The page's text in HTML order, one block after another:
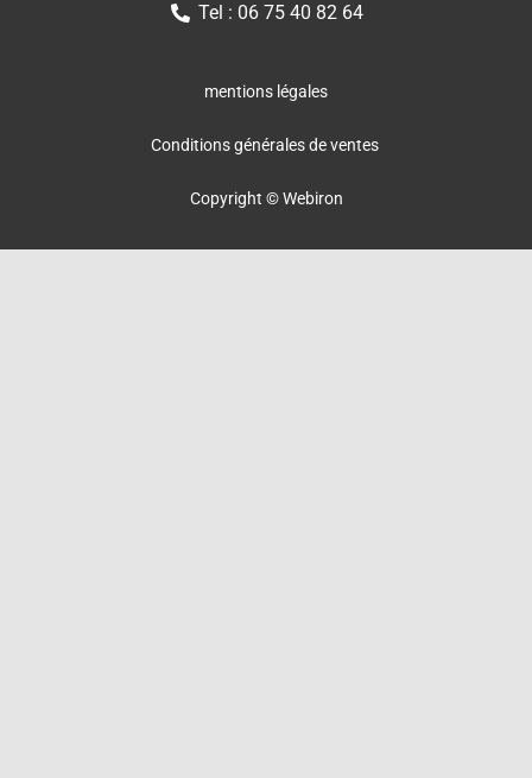
Tel : 06 75 40 82 64
mentions légales
Conditions générales de ventes
Copyright © Webiron